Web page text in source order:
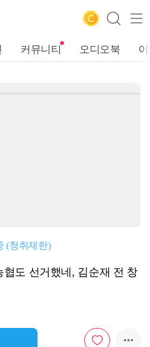
커뮤니티 오디오북
(청취제한)
협도 선거했네, 김순재 전 창